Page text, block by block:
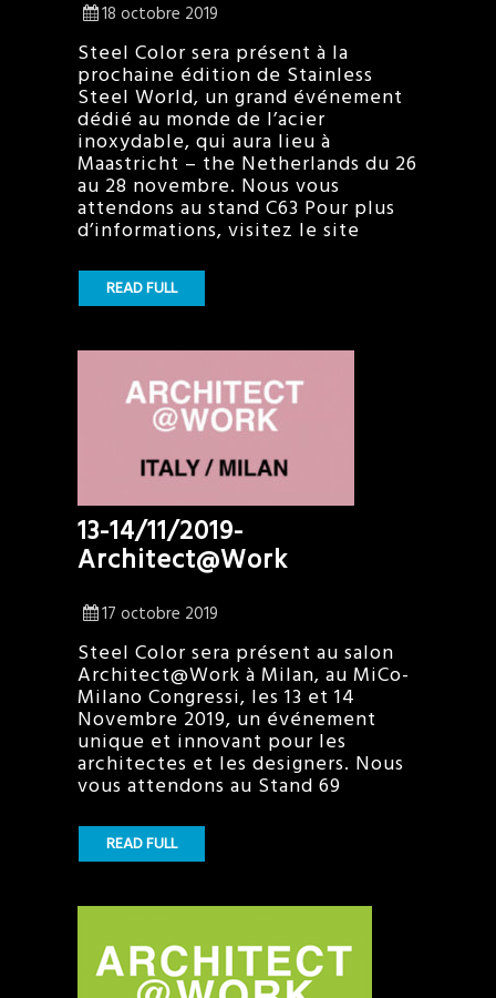
18 octobre 2019
Steel Color sera présent à la
prochaine édition de Stainless
Steel World, un grand événement
dédié au monde de l’acier
inoxydable, qui aura lieu à
Maastricht – the Netherlands du 26
au 28 novembre. Nous vous
attendons au stand C63 Pour plus
d’informations, visitez le site
READ FULL
13-14/11/2019-
Architect@Work
17 octobre 2019
Steel Color sera présent au salon
Architect@Work à Milan, au MiCo-
Milano Congressi, les 13 et 14
Novembre 2019, un événement
unique et innovant pour les
architectes et les designers. Nous
vous attendons au Stand 69
READ FULL